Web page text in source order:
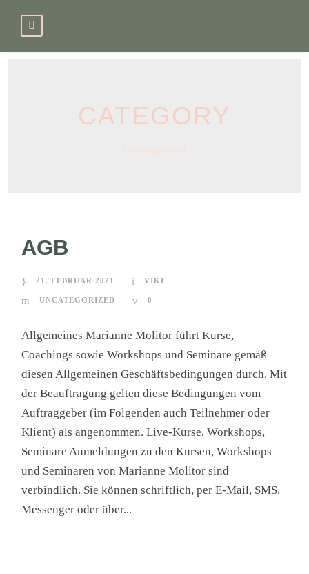
CATEGORY
AGB
21. FEBRUAR 2021 VIKI
UNCATEGORIZED 0
Allgemeines Marianne Molitor führt Kurse,
Coachings sowie Workshops und Seminare gemäß
diesen Allgemeinen Geschäftsbedingungen durch. Mit
der Beauftragung gelten diese Bedingungen vom
Auftraggeber (im Folgenden auch Teilnehmer oder
Klient) als angenommen. Live-Kurse, Workshops,
Seminare Anmeldungen zu den Kursen, Workshops
und Seminaren von Marianne Molitor sind
verbindlich. Sie können schriftlich, per E-Mail, SMS,
Messenger oder über...